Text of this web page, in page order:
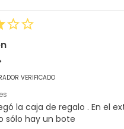
VERIFICADO
la caja de regalo . En el
sólo hay un bote